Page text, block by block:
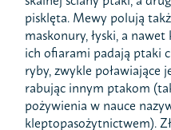
pisklęta. Mewy polują
maskonury, łyski, a
ich ofiarami padają ptaki
ryby, zwykle poławiające
rabując innym ptakom
pożywienia w nauce
kleptopasożytnictwem).